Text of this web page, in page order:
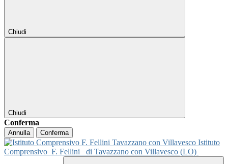
Chiudi
Chiudi
Conferma
Annulla Conferma
Istituto
Comprensivo F. Fellini di Tavazzano con Villavesco (LO)